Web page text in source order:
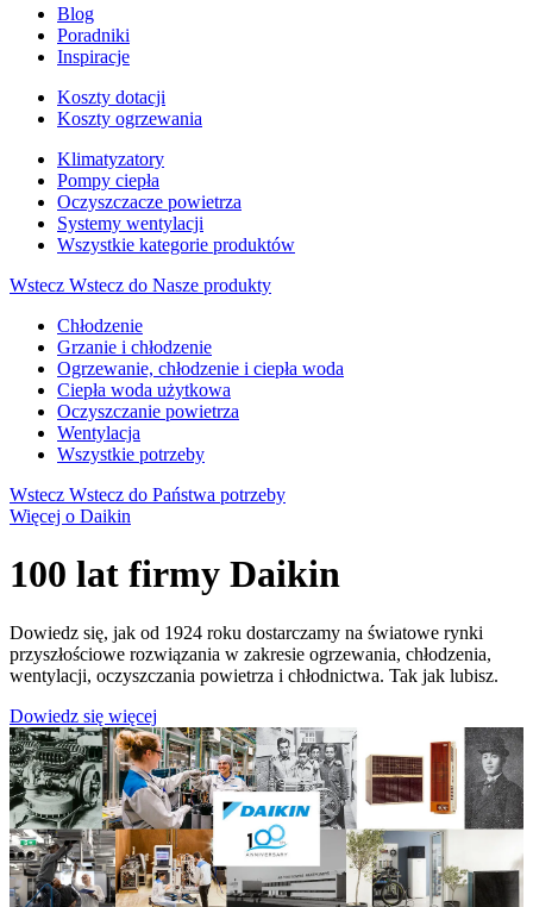
Blog
Poradniki
Inspiracje
Koszty dotacji
Koszty ogrzewania
Klimatyzatory
Pompy ciepła
Oczyszczacze powietrza
Systemy wentylacji
Wszystkie kategorie produktów
Wstecz Wstecz do Nasze produkty
Chłodzenie
Grzanie i chłodzenie
Ogrzewanie, chłodzenie i ciepła woda
Ciepła woda użytkowa
Oczyszczanie powietrza
Wentylacja
Wszystkie potrzeby
Wstecz Wstecz do Państwa potrzeby
Więcej o Daikin
100 lat firmy Daikin
Dowiedz się, jak od 1924 roku dostarczamy na światowe rynki
przyszłościowe rozwiązania w zakresie ogrzewania, chłodzenia,
wentylacji, oczyszczania powietrza i chłodnictwa. Tak jak lubisz.
Dowiedz się więcej